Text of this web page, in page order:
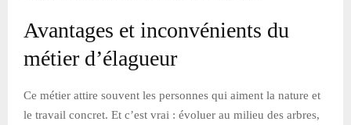
Avantages et inconvénients du
métier d’élagueur
Ce métier attire souvent les personnes qui aiment la nature et
le travail concret. Et c’est vrai : évoluer au milieu des arbres,